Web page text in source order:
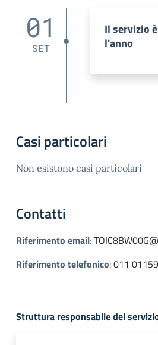
01
SET
Il servizio
l'anno
Casi particolari
Non esistono casi particolari
Contatti
Riferimento email:
Riferimento telefonico:011
Struttura responsabile del